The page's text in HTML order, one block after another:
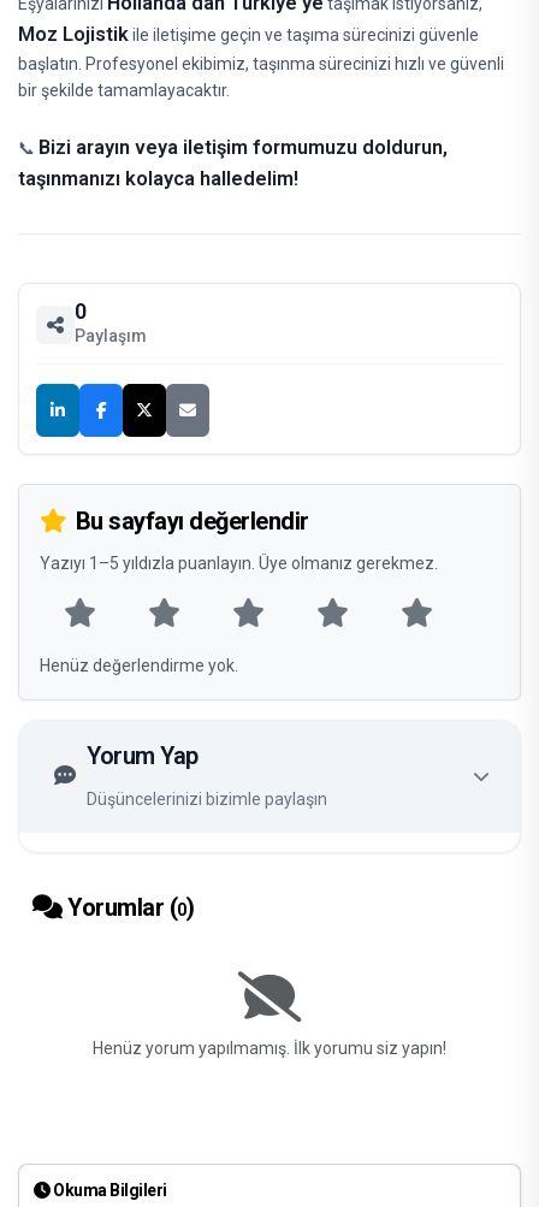
Okuma Bilgileri
Moz Lojistikile iletişime geçin ve taşıma sürecinizi güvenle
başlatın. Profesyonel ekibimiz, taşınma sürecinizi hızlı ve güvenli
bir şekilde tamamlayacaktır.
📞 Bizi arayın veya iletişim formumuzu doldurun,
taşınmanızı kolayca halledelim!
0
Paylaşım
Bu sayfayı değerlendir
Yazıyı 1–5 yıldızla puanlayın. Üye olmanız gerekmez.
Henüz değerlendirme yok.
Yorum Yap
Düşüncelerinizi bizimle paylaşın
Yorumlar (0)
Henüz yorum yapılmamış. İlk yorumu siz yapın!